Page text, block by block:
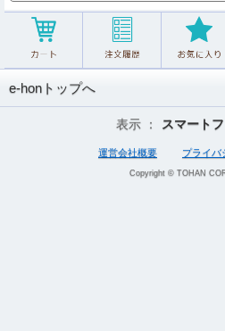
e-honトップへ
表示 ： スマート
運営会社概要 プライバ
Copyright © TOHAN